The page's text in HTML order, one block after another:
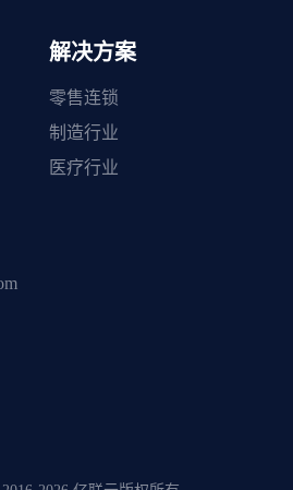
解决方案
零售连锁
制造行业
医疗行业